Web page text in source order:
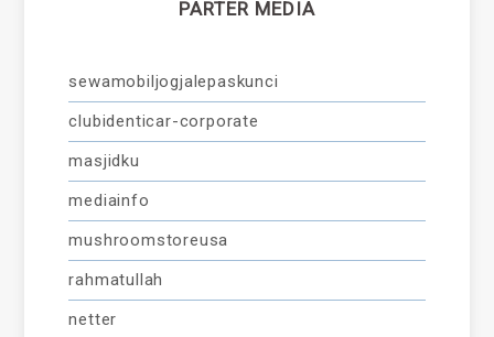
PARTER MEDIA
sewamobiljogjalepaskunci
clubidenticar-corporate
masjidku
mediainfo
mushroomstoreusa
rahmatullah
netter